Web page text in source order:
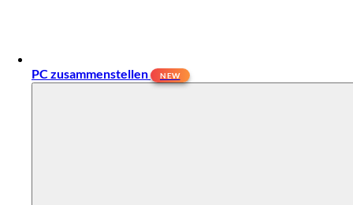
PC zusammenstellen NEW